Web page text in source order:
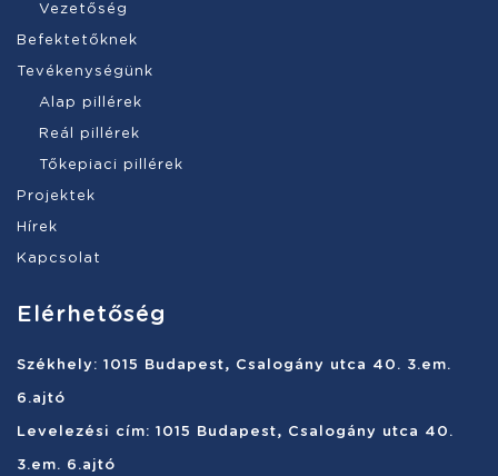
Vezetőség
Befektetőknek
Tevékenységünk
Alap pillérek
Reál pillérek
Tőkepiaci pillérek
Projektek
Hírek
Kapcsolat
Elérhetőség
Székhely: 1015 Budapest, Csalogány utca 40. 3.em.
6.ajtó
Levelezési cím: 1015 Budapest, Csalogány utca 40.
3.em. 6.ajtó